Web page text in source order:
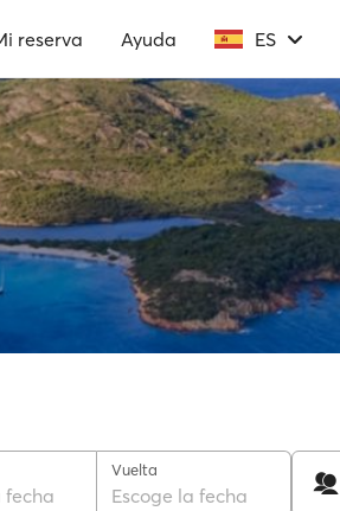
reserva Ayuda ES
fecha
Vuelta
Escoge la fecha